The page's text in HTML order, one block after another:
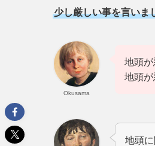
少し厳しい事を言いま
Okusama
地頭が
地頭
地頭